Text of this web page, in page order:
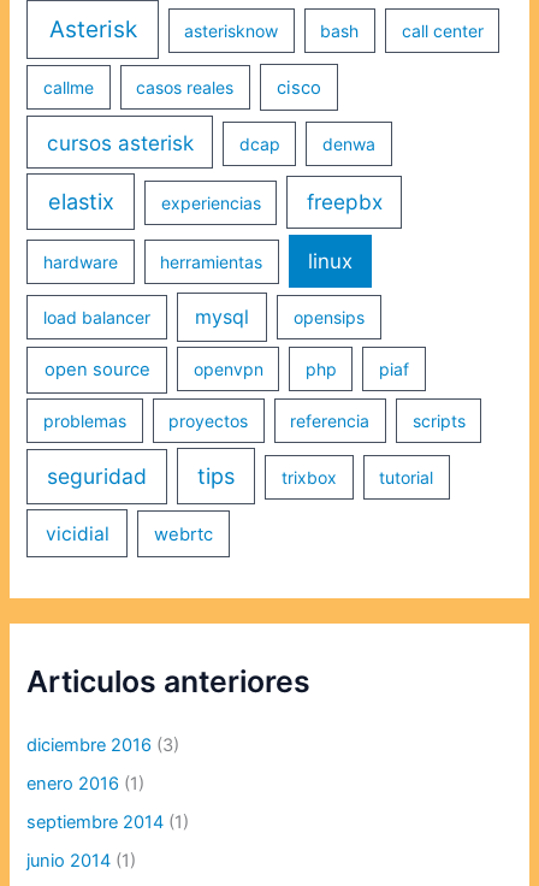
Asterisk asterisknow bash call center
callme casos reales cisco
cursos asterisk dcap denwa
elastix experiencias freepbx
hardware herramientas linux
load balancer mysql opensips
open source openvpn php piaf
problemas proyectos referencia scripts
seguridad tips trixbox tutorial
vicidial webrtc
Articulos anteriores
diciembre 2016 (3)
enero 2016 (1)
septiembre 2014 (1)
junio 2014 (1)